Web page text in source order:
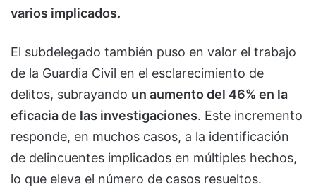
varios implicados.
El subdelegado también puso en valor el trabajo
de la Guardia Civil en el esclarecimiento de
delitos, subrayando un aumento del 46% en la
eficacia de las investigaciones. Este incremento
responde, en muchos casos, a la identificación
de delincuentes implicados en múltiples hechos,
lo que eleva el número de casos resueltos.